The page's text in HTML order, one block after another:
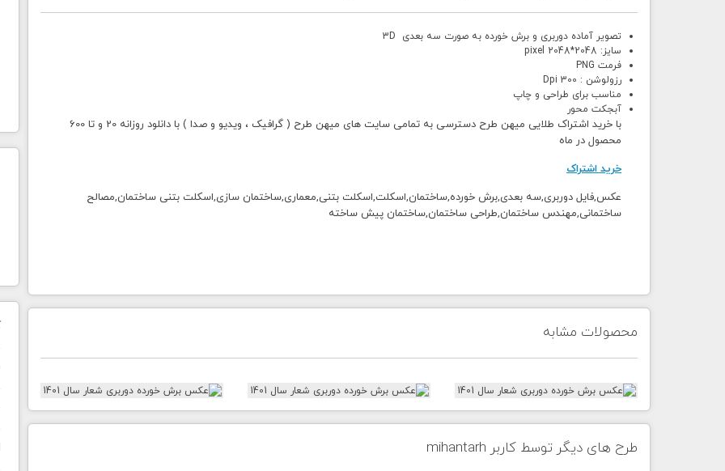
تصویر آماده دوربری و برش خورده به صورت سه بعدی 3D
سایز: 2048*2048 pixel
فرمت PNG
رزولوشن : 300 Dpi
مناسب برای طراحی و چاپ
آبجکت محور
با خرید اشتراک طلایی میهن طرح دسترسی به تمامی سایت های میهن طرح ( گرافیک ، ویدیو و صدا ) با دانلود روزانه 20 و تا 600
محصول در ماه
خرید اشتراک
عکس,فایل دوربری,سه بعدی,برش خورده,ساختمان,اسکلت,اسکلت بتنی,معماری,ساختمان سازی,اسکلت بتنی ساختمان,مصالح
ساختمانی,مهندس ساختمان,طراحی ساختمان,ساختمان پیش ساخته
محصولات مشابه
طرح های دیگر توسط کاربر mihantarh